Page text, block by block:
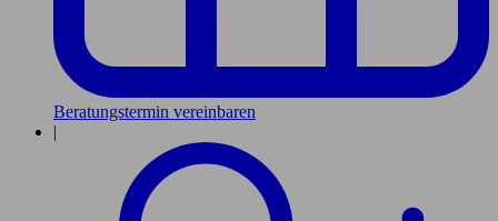
Beratungstermin vereinbaren
|